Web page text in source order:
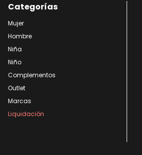
Categorías
Mujer
Hombre
Niña
Niño
Complementos
Outlet
Marcas
Liquidación